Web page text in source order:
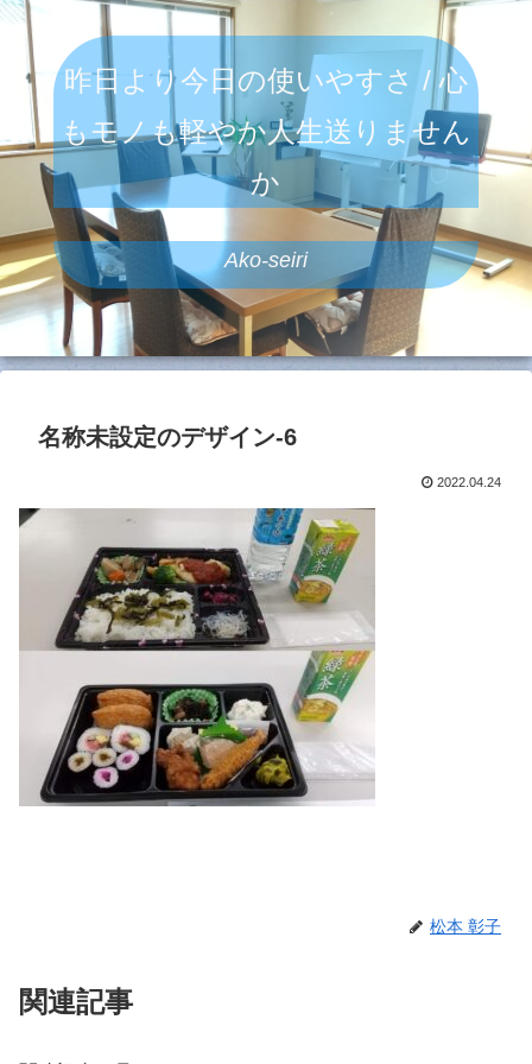
昨日より今日の使いやすさ / 心
もモノも軽やか人生送りません
か
Ako-seiri
名称未設定のデザイン-6
2022.04.24
松本 彰子
関連記事